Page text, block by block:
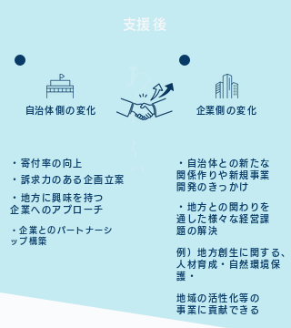
​支援後​​
​自治体側の変化 ​企業側の変化
・訴求力のある企画立案
・地方に興味を持つ
企業へのアプローチ
・寄付率の向上
・企業とのパートナーシ
ップ構築
・自治体との新たな
関係作りや新規事業
開発のきっかけ
・地方との関わりを
通した様々な経営課
題の解決
例）地方創生に関する、
人材育成・自然環境保
護・
地域の活性化等の
事業に貢献できる